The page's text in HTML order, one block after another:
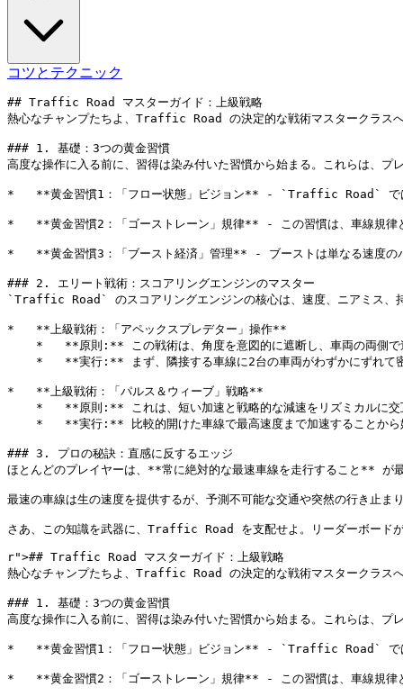
コツとテクニック
## Traffic Road マスターガイド：上級戦略
熱心なチャンプたちよ、Traffic Road の決定的な戦術マスタークラスへ
### 1. 基礎：3つの黄金習慣
高度な操作に入る前に、習得は染み付いた習慣から始まる。これらは、
*   **黄金習慣1：「フロー状態」ビジョン** - `Traffic Road` では、目の
*   **黄金習慣2：「ゴーストレーン」規律** - この習慣は、車線規律と正
*   **黄金習慣3：「ブースト経済」管理** - ブーストは単なる速度のバー
### 2. エリート戦術：スコアリングエンジンのマスター
`Traffic Road` のスコアリングエンジンの核心は、速度、ニアミス、持
*   **上級戦術：「アペックスプレデター」操作**
*   **原則:** この戦術は、角度を意図的に遮断し、車両の両側で
*   **実行:** まず、隣接する車線に2台の車両がわずかにずれて密
*   **上級戦術：「パルス＆ウィーブ」戦略**
*   **原則:** これは、短い加速と戦略的な減速をリズミカルに交
*   **実行:** 比較的開けた車線で最高速度まで加速することから
### 3. プロの秘訣：直感に反するエッジ
ほとんどのプレイヤーは、**常に絶対的な最速車線を走行すること** が
最速の車線は生の速度を提供するが、予測不可能な交通や突然の行き止
r">## Traffic Road マスターガイド：上級戦略
熱心なチャンプたちよ、Traffic Road の決定的な戦術マスタークラスへ
### 1. 基礎：3つの黄金習慣
高度な操作に入る前に、習得は染み付いた習慣から始まる。これらは、
*   **黄金習慣1：「フロー状態」ビジョン** - `Traffic Road` では、目の
*   **黄金習慣2：「ゴーストレーン」規律** - この習慣は、車線規律と正